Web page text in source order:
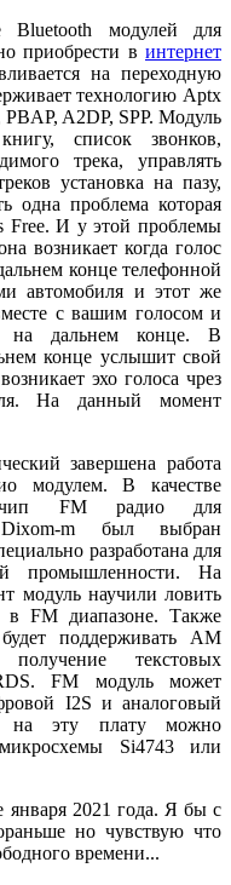
Bluetooth модулей для
приобрести в интернет
на переходную
технологию Aptx
A2DP, SPP. Модуль
список звонков,
трека, управлять
установка на пазу,
одна проблема которая
Free. И у этой проблемы
возникает когда голос
конце телефонной
автомобиля и этот же
с вашим голосом и
на дальнем конце. В
конце услышит свой
эхо голоса чрез
На данный момент
завершена работа
модулем. В качестве
чип FM радио для
m был выбран
разработана для
промышленности. На
модуль научили ловить
в FM диапазоне. Также
поддерживать AM
текстовых
FM модуль может
I2S и аналоговый
на эту плату можно
Si4743 или
января 2021 года. Я бы с
но чувствую что
времени...